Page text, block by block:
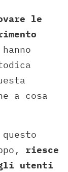
le
a cosa
riesce
utenti